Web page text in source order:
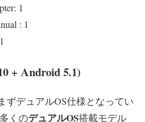
1
: 1
+ Android 5.1)
ずデュアルOS仕様となってい
くのデュアルOS搭載モデル